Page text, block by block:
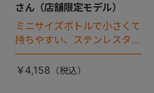
さん（店舗限定モデル）
ミニサイズボトルで小さくて
持ちやすい、ステンレスタイ
プのストローマグ。
￥4,158